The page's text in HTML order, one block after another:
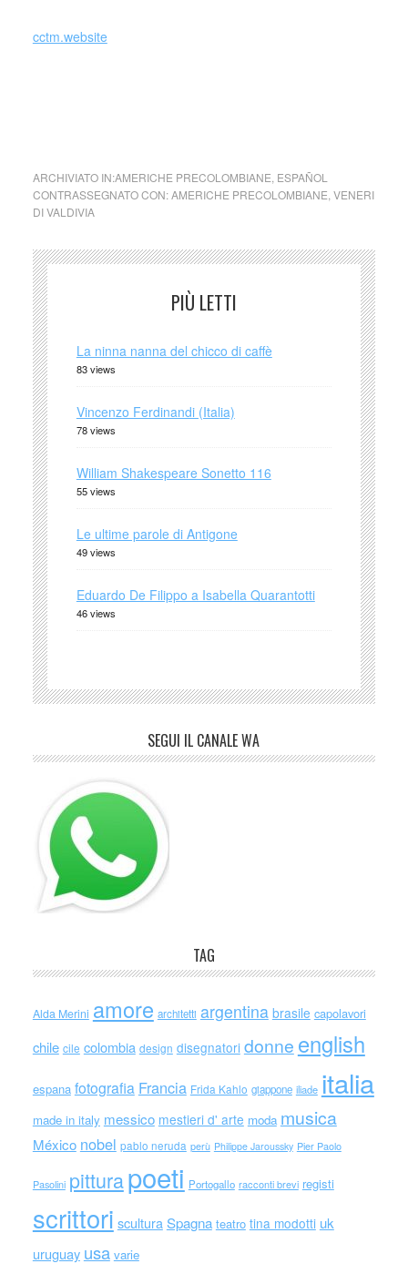
cctm.website
ARCHIVIATO IN:AMERICHE PRECOLOMBIANE, ESPAÑOL
CONTRASSEGNATO CON:AMERICHE PRECOLOMBIANE,VENERI
DI VALDIVIA
PIÙ LETTI
La ninna nanna del chicco di caffè
83 views
Vincenzo Ferdinandi (Italia)
78 views
William Shakespeare Sonetto 116
55 views
Le ultime parole di Antigone
49 views
Eduardo De Filippo a Isabella Quarantotti
46 views
SEGUI IL CANALE WA
TAG
Alda Merini amore architetti argentina brasile capolavori
chile cile colombia design disegnatori donne english
espana fotografia Francia Frida Kahlo giappone iliade italia
made in italy messico mestieri d' arte moda musica
México nobel pablo neruda perù Philippe Jaroussky Pier Paolo
Pasolini pitturapoeti Portogallo racconti brevi registi
scrittori sculturaSpagna teatro tina modotti uk
uruguay usa varie